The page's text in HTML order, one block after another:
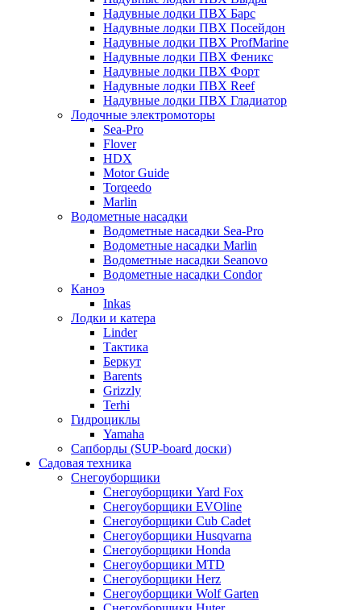
Надувные лодки ПВХ Барс
Надувные лодки ПВХ Посейдон
Надувные лодки ПВХ ProfMarine
Надувные лодки ПВХ Феникс
Надувные лодки ПВХ Форт
Надувные лодки ПВХ Reef
Надувные лодки ПВХ Гладиатор
Лодочные электромоторы
Sea-Pro
Flover
HDX
Motor Guide
Torqeedo
Marlin
Водометные насадки
Водометные насадки Sea-Pro
Водометные насадки Marlin
Водометные насадки Seanovo
Водометные насадки Condor
Каноэ
Inkas
Лодки и катера
Linder
Тактика
Беркут
Barents
Grizzly
Terhi
Гидроциклы
Yamaha
Сапборды (SUP-board доски)
Садовая техника
Снегоуборщики
Снегоуборщики Yard Fox
Снегоуборщики EVOline
Снегоуборщики Cub Cadet
Снегоуборщики Husqvarna
Снегоуборщики Honda
Снегоуборщики MTD
Снегоуборщики Herz
Снегоуборщики Wolf Garten